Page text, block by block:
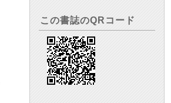
この書誌のQRコード